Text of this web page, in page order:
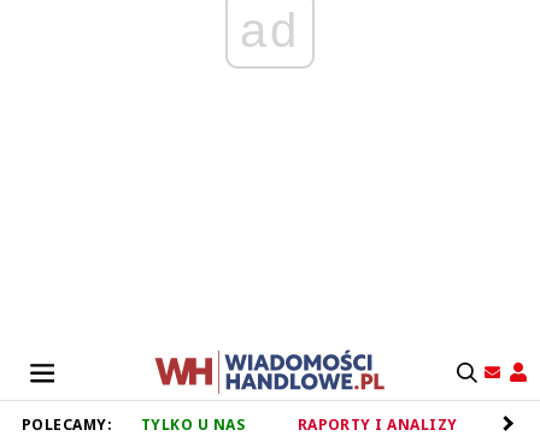
ad
POLECAMY: TYLKO U NAS RAPORTY I ANALIZY